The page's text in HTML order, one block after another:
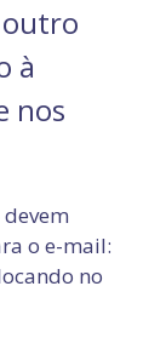
à
nos
o e-mail:
no